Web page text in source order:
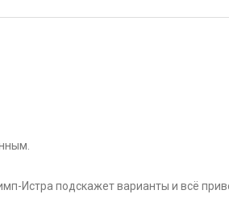
Истра подскажет варианты и всё